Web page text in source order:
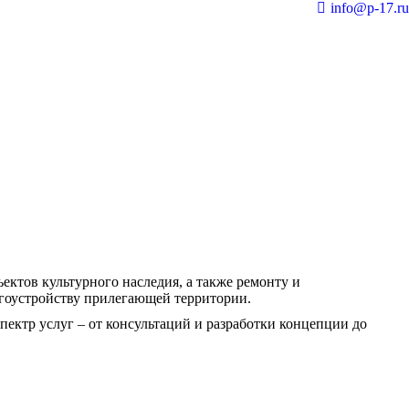
info@p-17.ru
культурного наследия, а также ремонту и
прилегающей территории.
услуг – от консультаций и разработки концепции до